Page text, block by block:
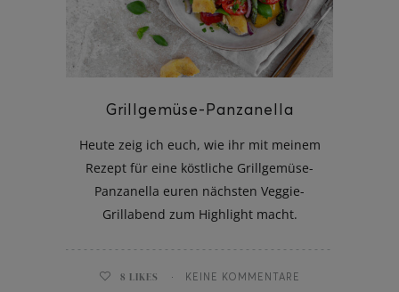
Grillgemüse-Panzanella
Heute zeig ich euch, wie ihr mit meinem
Rezept für eine köstliche Grillgemüse-
Panzanella euren nächsten Veggie-
Grillabend zum Highlight macht.
8 LIKES KEINE KOMMENTARE